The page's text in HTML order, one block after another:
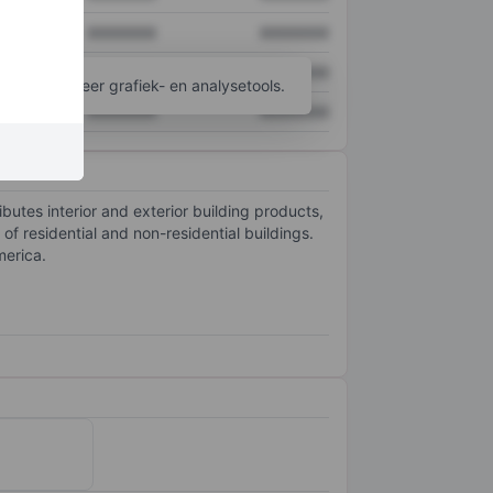
XXXXXXX XXXXXXX
tot meer grafiek- en analysetools.
interior and exterior building products,
residential and non-residential buildings.